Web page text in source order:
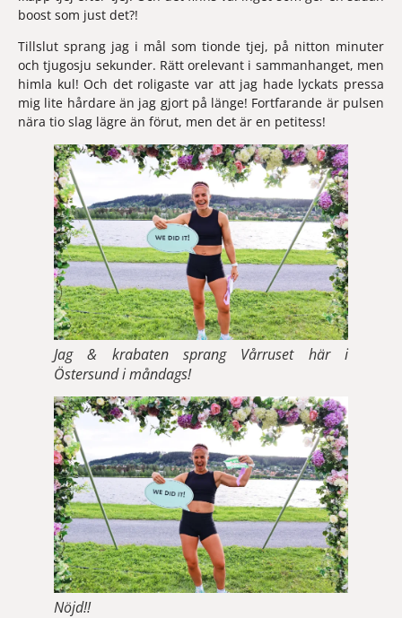
boost som just det?!
Tillslut sprang jag i mål som tionde tjej, på nitton minuter
och tjugosju sekunder. Rätt orelevant i sammanhanget, men
himla kul! Och det roligaste var att jag hade lyckats pressa
mig lite hårdare än jag gjort på länge! Fortfarande är pulsen
nära tio slag lägre än förut, men det är en petitess!
Jag & krabaten sprang Vårruset här i
Östersund i måndags!
Nöjd!!